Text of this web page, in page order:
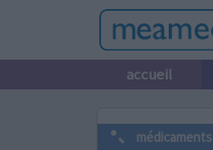
accueil
médicaments